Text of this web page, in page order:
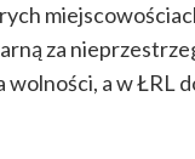
za
a w ŁRL